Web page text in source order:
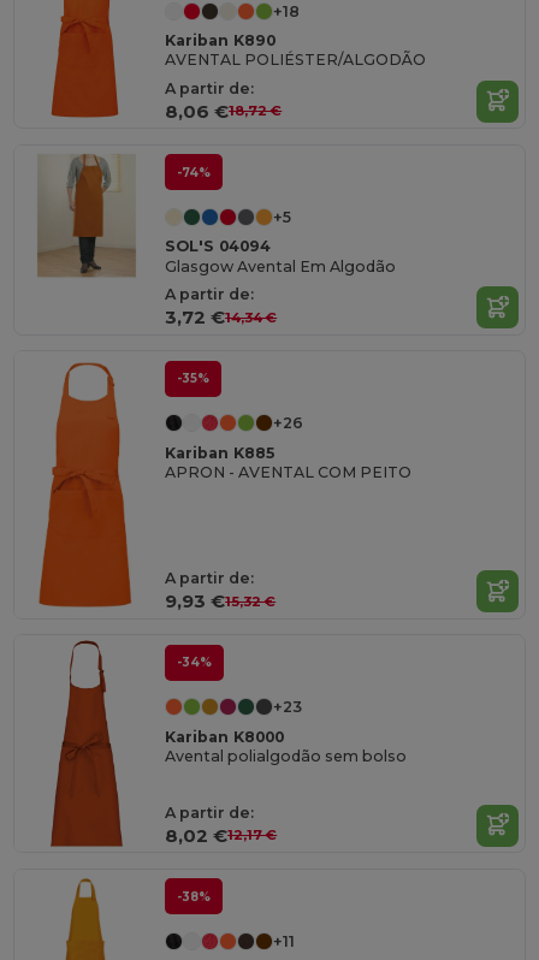
+18
Kariban K890
AVENTAL POLIÉSTER/ALGODÃO
A partir de:
8,06 €18,72 €
-74%
+5
SOL'S 04094
Glasgow Avental Em Algodão
A partir de:
3,72 €14,34 €
-35%
+26
Kariban K885
APRON - AVENTAL COM PEITO
A partir de:
9,93 €15,32 €
-34%
+23
Kariban K8000
Avental polialgodão sem bolso
A partir de:
8,02 €12,17 €
-38%
+11